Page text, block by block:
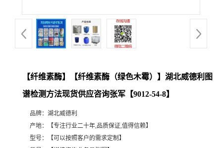
【纤维素酶】【纤维素酶（绿色木霉）】湖北威德利图
谱检测方法现货供应咨询张军【9012-54-8】
品牌： 湖北威德利
产地：
【专注行业二十年,品质保证,值得信赖】
型号：
【可以按照客户的需求定制】